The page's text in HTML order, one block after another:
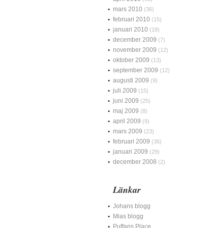
mars 2010 (36)
februari 2010 (15)
januari 2010 (18)
december 2009 (7)
november 2009 (12)
oktober 2009 (13)
september 2009 (12)
augusti 2009 (9)
juli 2009 (15)
juni 2009 (25)
maj 2009 (8)
april 2009 (9)
mars 2009 (23)
februari 2009 (36)
januari 2009 (29)
december 2008 (2)
Länkar
Johans blogg
Mias blogg
Puffans Place